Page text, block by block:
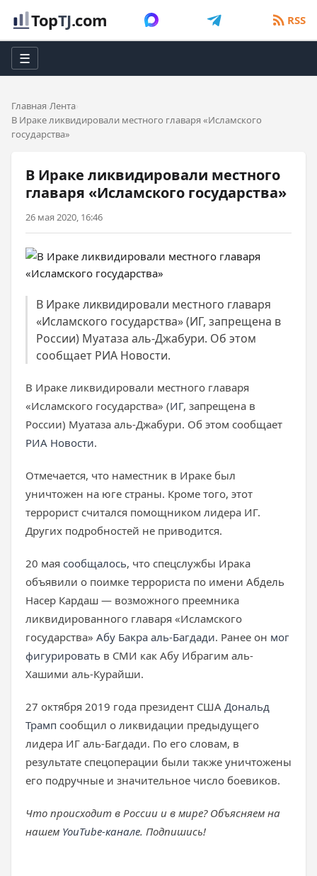
TopTJ.com RSS
☰
Главная Лента
В Ираке ликвидировали местного главаря «Исламского
государства»
В Ираке ликвидировали местного
главаря «Исламского государства»
26 мая 2020, 16:46
В Ираке ликвидировали местного главаря
«Исламского государства» (ИГ, запрещена в
России) Муатаза аль-Джабури. Об этом
сообщает РИА Новости.
В Ираке ликвидировали местного главаря
«Исламского государства» (ИГ, запрещена в
России) Муатаза аль-Джабури. Об этом сообщает
РИА Новости.
Отмечается, что наместник в Ираке был
уничтожен на юге страны. Кроме того, этот
террорист считался помощником лидера ИГ.
Других подробностей не приводится.
20 мая сообщалось, что спецслужбы Ирака
объявили о поимке террориста по имени Абдель
Насер Кардаш — возможного преемника
ликвидированного главаря «Исламского
государства» Абу Бакра аль-Багдади. Ранее он мог
фигурировать в СМИ как Абу Ибрагим аль-
Хашими аль-Курайши.
27 октября 2019 года президент США Дональд
Трамп сообщил о ликвидации предыдущего
лидера ИГ аль-Багдади. По его словам, в
результате спецоперации были также уничтожены
его подручные и значительное число боевиков.
Что происходит в России и в мире? Объясняем на
нашем YouTube-канале. Подпишись!